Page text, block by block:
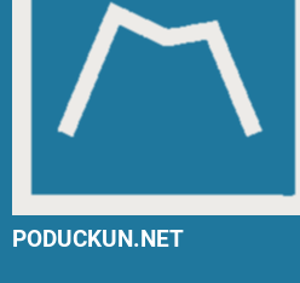
PODUCKUN.NET